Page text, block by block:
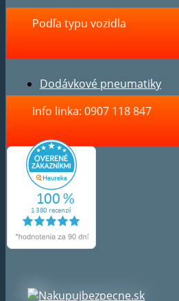
Podľa typu vozidla
Dodávkové pneumatiky
Info linka: 0907 118 847